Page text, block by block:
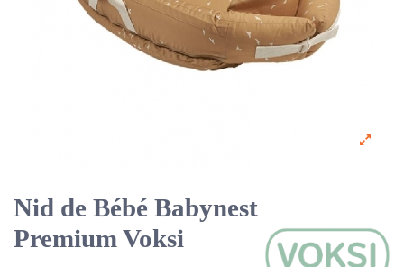
Nid de Bébé Babynest
Premium Voksi